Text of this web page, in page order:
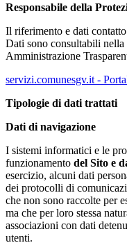
Responsabile della
Il riferimento e dati
Dati sono consultabili nella
Amministrazione
servizi.comunesgv.it -
Tipologie di dati trattati
Dati di navigazione
I sistemi informatici e le
funzionamento del Sito e
esercizio, alcuni dati
dei protocolli di
che non sono raccolte per
ma che per loro stessa
associazioni con dati
utenti.